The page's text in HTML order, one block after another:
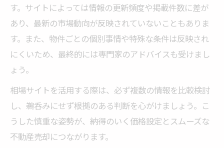
す。サイトによっては情報の更新頻度や掲載件数に差が
あり、最新の市場動向が反映されていないこともありま
す。また、物件ごとの個別事情や特殊な条件は反映され
にくいため、最終的には専門家のアドバイスも受けまし
ょう。
相場サイトを活用する際は、必ず複数の情報を比較検討
し、鵜呑みにせず根拠のある判断を心がけましょう。こ
うした慎重な姿勢が、納得のいく価格設定とスムーズな
不動産売却につながります。